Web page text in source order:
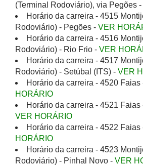
(Terminal Rodoviário), via Pegões -
Horário da carreira - 4515
Rodoviário) - Pegões - VER
Horário da carreira - 4516
Rodoviário) - Rio Frio - VER
Horário da carreira - 4517
Rodoviário) - Setúbal (ITS) - VER
Horário da carreira - 4520 Faias
HORÁRIO
Horário da carreira - 4521
VER HORÁRIO
Horário da carreira - 4522 Faias
HORÁRIO
Horário da carreira - 4523
Rodoviário) - Pinhal Novo - VER